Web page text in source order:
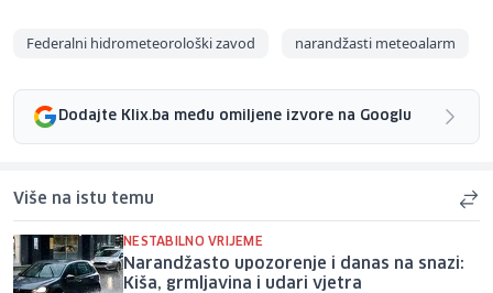
Federalni hidrometeorološki zavod narandžasti meteoalarm
Dodajte Klix.ba među omiljene izvore na Googlu
Više na istu temu
NESTABILNO VRIJEME
Narandžasto upozorenje i danas na snazi:
Kiša, grmljavina i udari vjetra